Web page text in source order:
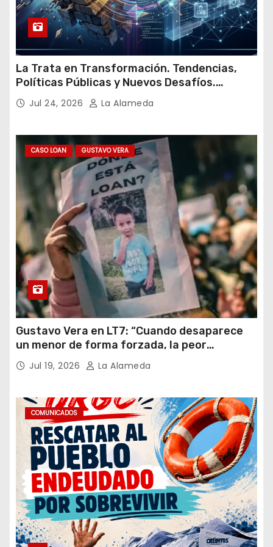
La Trata en Transformación. Tendencias,
Políticas Públicas y Nuevos Desafíos.
Argentina y el Mundo – Julio 2026
Jul 24, 2026 La Alameda
CASO LOAN GUSTAVO VERA
Gustavo Vera en LT7: “Cuando desaparece
un menor de forma forzada, la peor
hipótesis es trata, y así debe seguir
caratulado el caso Loan”
Jul 19, 2026 La Alameda
COMUNICADOS